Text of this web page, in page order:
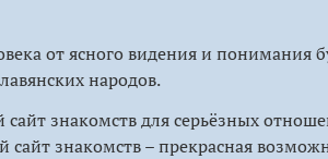
от ясного видения и понимания
народов.
знакомств для серьёзных
сайт знакомств – прекрасная